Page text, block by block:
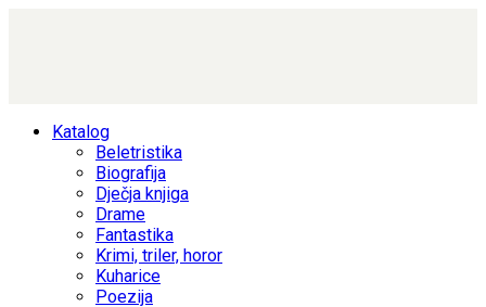
Katalog
Beletristika
Biografija
Dječja knjiga
Drame
Fantastika
Krimi, triler, horor
Kuharice
Poezija